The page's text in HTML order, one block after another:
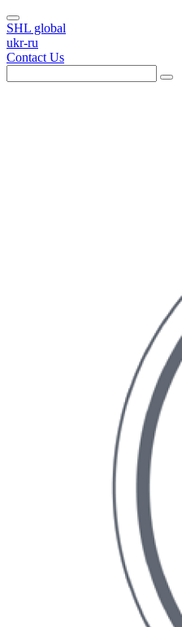
SHL global
ukr-ru
Contact Us